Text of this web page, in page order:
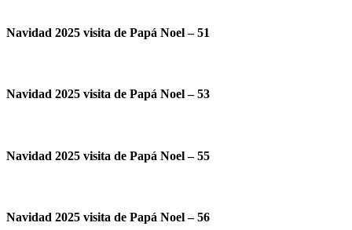
Navidad 2025 visita de Papá Noel – 51
Navidad 2025 visita de Papá Noel – 53
Navidad 2025 visita de Papá Noel – 55
Navidad 2025 visita de Papá Noel – 56